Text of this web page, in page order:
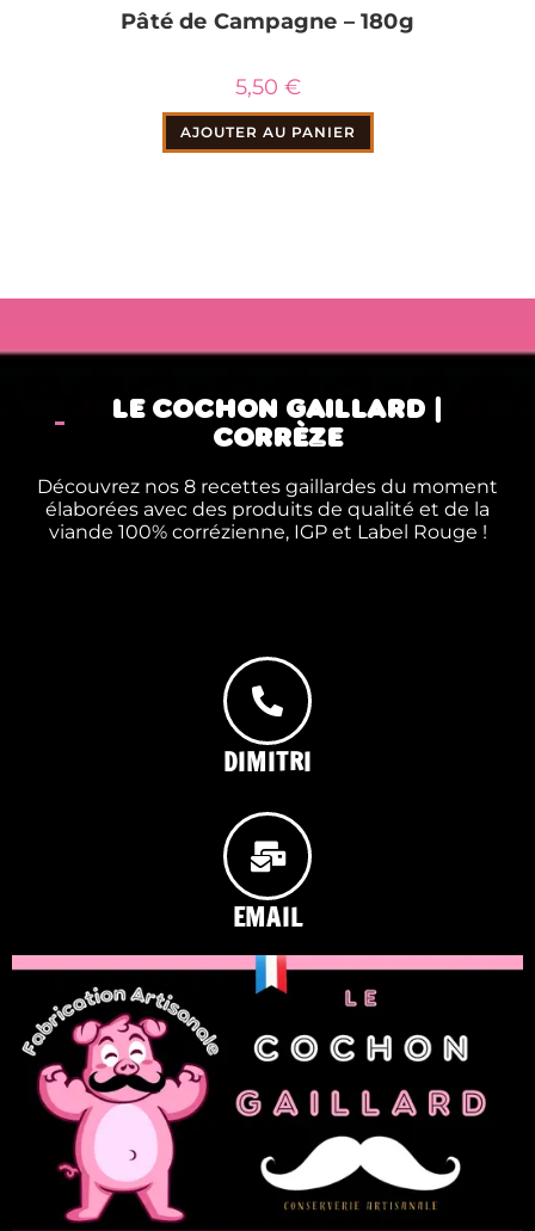
Pâté de Campagne – 180g
5,50 €
AJOUTER AU PANIER
LE COCHON GAILLARD |
CORRÈZE
Découvrez nos 8 recettes gaillardes du moment
élaborées avec des produits de qualité et de la
viande 100% corrézienne, IGP et Label Rouge !
DIMITRI
EMAIL